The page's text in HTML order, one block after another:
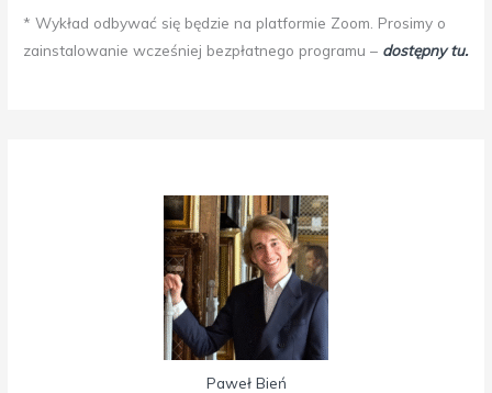
* Wykład odbywać się będzie na platformie Zoom. Prosimy o
zainstalowanie wcześniej bezpłatnego programu – dostępny tu.
Paweł Bień